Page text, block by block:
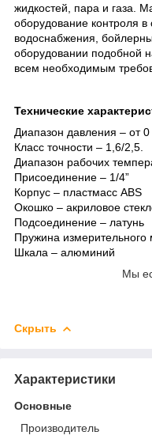
жидкостей, пара и газа.
оборудование контроля
водоснабжения,
оборудовании подобной
всем необходимым
Технические
Диапазон давления – от
Класс точности – 1,6/2,5.
Диапазон рабочих
Присоединение – 1/4”
Корпус – пластмасс ABS
Окошко – акриловое
Подсоединение – латунь
Пружина измерительного
Шкала – алюминий
Мы
Скрыть
Характеристики
Основные
Производитель